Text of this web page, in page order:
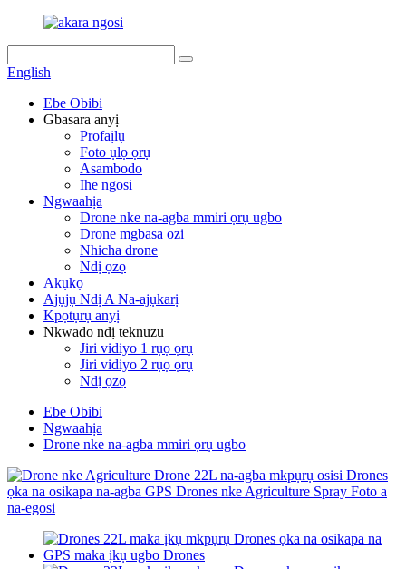
English
Ebe Obibi
Gbasara anyị
Profaịlụ
Foto ụlọ ọrụ
Asambodo
Ihe ngosi
Ngwaahịa
Drone nke na-agba mmiri ọrụ ugbo
Drone mgbasa ozi
Nhicha drone
Ndị ọzọ
Akụkọ
Ajụjụ Ndị A Na-ajụkarị
Kpọtụrụ anyị
Nkwado ndị teknuzu
Jiri vidiyo 1 rụọ ọrụ
Jiri vidiyo 2 rụọ ọrụ
Ndị ọzọ
Ebe Obibi
Ngwaahịa
Drone nke na-agba mmiri ọrụ ugbo